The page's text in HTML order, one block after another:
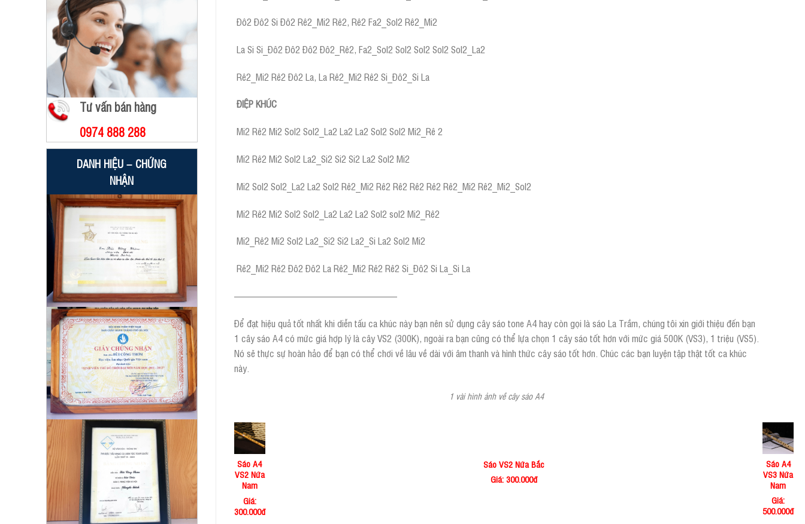
Tư vấn bán hàng
0974 888 288
DANH HIỆU – CHỨNG
NHẬN
Đô2 Đô2 Si Đô2 Rê2_Mi2 Rê2, Rê2 Fa2_Sol2 Rê2_Mi2
La Si Si_Đô2 Đô2 Đô2 Đô2_Rê2, Fa2_Sol2 Sol2 Sol2 Sol2 Sol2_La2
Rê2_Mi2 Rê2 Đô2 La, La Rê2_Mi2 Rê2 Si_Đô2_Si La
ĐIỆP KHÚC
Mi2 Rê2 Mi2 Sol2 Sol2_La2 La2 La2 Sol2 Sol2 Mi2_Rê 2
Mi2 Rê2 Mi2 Sol2 La2_Si2 Si2 Si2 La2 Sol2 Mi2
Mi2 Sol2 Sol2_La2 La2 Sol2 Rê2_Mi2 Rê2 Rê2 Rê2 Rê2 Rê2_Mi2 Rê2_Mi2_Sol2
Mi2 Rê2 Mi2 Sol2 Sol2_La2 La2 La2 Sol2 sol2 Mi2_Rê2
Mi2_Rê2 Mi2 Sol2 La2_Si2 Si2 La2_Si La2 Sol2 Mi2
Rê2_Mi2 Rê2 Đô2 Đô2 La Rê2_Mi2 Rê2 Rê2 Si_Đô2 Si La_Si La
—————————————————
Để đạt hiệu quả tốt nhất khi diễn tấu ca khúc này bạn nên sử dụng cây sáo tone A4 hay còn gọi là sáo La Trầm, chúng tôi xin giới thiệu đến bạn
1 cây sáo A4 có mức giá hợp lý là cây VS2 (300K), ngoài ra bạn cũng có thể lựa chọn 1 cây sáo tốt hơn với mức giá 500K (VS3), 1 triệu (VS5).
Nó sẽ thực sự hoàn hảo để bạn có thể chơi về lâu về dài với âm thanh và hình thức cây sáo tốt hơn. Chúc các bạn luyện tập thật tốt ca khúc
này.
1 vài hình ảnh về cây sáo A4
Sáo A4
VS2 Nứa
Nam
Giá:
300.000đ
Sáo VS2 Nứa Bắc
Giá: 300.000đ
Sáo A4
VS3 Nứa
Nam
Giá:
500.000đ